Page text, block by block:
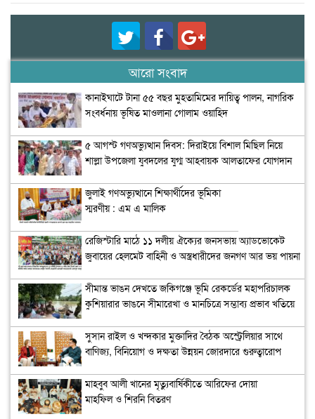
আরো সংবাদ
কানাইঘাটে টানা ৫৫ বছর মুহতামিমের দায়িত্ব পালন, নাগরিক
সংবর্ধনায় ভূষিত মাওলানা গোলাম ওয়াহিদ
৫ আগস্ট গণঅভ্যুত্থান দিবস: দিরাইয়ে বিশাল মিছিল নিয়ে
শাল্লা উপজেলা যুবদলের যুগ্ম আহবায়ক আলতাফের যোগদান
জুলাই গণঅভ্যুত্থানে শিক্ষার্থীদের ভূমিকা
স্মরণীয় : এম এ মালিক
রেজিস্টারি মাঠে ১১ দলীয় ঐক্যের জনসভায় অ্যাডভোকেট
জুবায়ের হেলমেট বাহিনী ও অস্ত্রধারীদের জনগণ আর ভয় পায়না
সীমান্ত ভাঙন দেখতে জকিগঞ্জে ভূমি রেকর্ডের মহাপরিচালক
কুশিয়ারার ভাঙনে সীমারেখা ও মানচিত্রে সম্ভাব্য প্রভাব খতিয়ে
সুসান রাইল ও খন্দকার মুক্তাদির বৈঠক অস্ট্রেলিয়ার সাথে
বাণিজ্য, বিনিয়োগ ও দক্ষতা উন্নয়ন জোরদারে গুরুত্বারোপ
মাহবুব আলী খানের মৃত্যুবার্ষিকীতে আরিফের দোয়া
মাহফিল ও শিরনি বিতরণ